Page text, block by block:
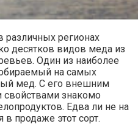
различных регионах
десятков видов меда из
Один из наиболее
на самых
мед. С его внешним
знакомо
Едва ли не на
в продаже этот сорт.